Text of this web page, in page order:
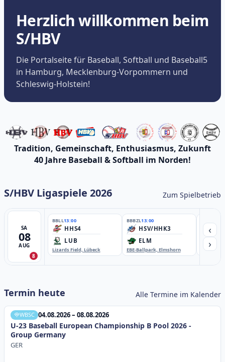
Herzlich willkommen beim
S/HBV
Die Portalseite für Baseball, Softball und Baseball5
in Hamburg, Mecklenburg-Vorpommern und
Schleswig-Holstein!
Tradition, Gemeinschaft, Enthusiasmus, Zukunft
40 Jahre Baseball & Softball im Norden!
S/HBV Ligaspiele 2026 Zum Spielbetrieb
SA
08
AUG
8
BBLL13:00
HHS4
LUB
Lizards Field, Lübeck
BBBZL13:00
HSV/HHK3
ELM
EBE-Ballpark, Elmshorn
‹
›
Termin heute Alle Termine im Kalender
WBSC 04.08.2026 – 08.08.2026
U-23 Baseball European Championship B Pool 2026 -
Group Germany
GER